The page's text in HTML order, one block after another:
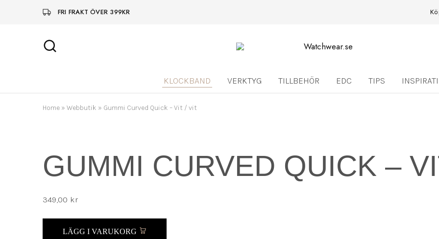
FRI FRAKT ÖVER 399KR
Watchwear.se
Watch
watch
accessories
KLOCKBAND VERKTYG TILLBEHÖR EDC TIPS
Home » Webbutik » Gummi Curved Quick – Vit / vit
GUMMI CURVED QUICK –
349,00 kr
LÄGG I VARUKORG